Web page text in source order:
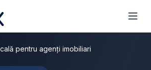
pentru agenți imobiliari